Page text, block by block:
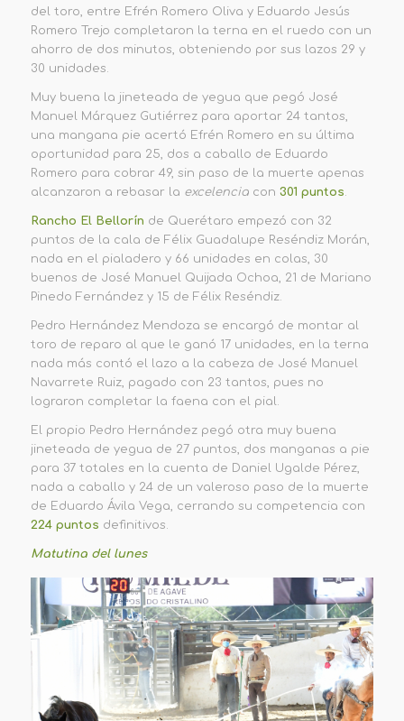
del toro, entre Efrén Romero Oliva y Eduardo Jesús
Romero Trejo completaron la terna en el ruedo con un
ahorro de dos minutos, obteniendo por sus lazos 29 y
30 unidades.
Muy buena la jineteada de yegua que pegó José
Manuel Márquez Gutiérrez para aportar 24 tantos,
una mangana pie acertó Efrén Romero en su última
oportunidad para 25, dos a caballo de Eduardo
Romero para cobrar 49, sin paso de la muerte apenas
alcanzaron a rebasar la excelencia con 301 puntos.
Rancho El Bellorín de Querétaro empezó con 32
puntos de la cala de Félix Guadalupe Reséndiz Morán,
nada en el pialadero y 66 unidades en colas, 30
buenos de José Manuel Quijada Ochoa, 21 de Mariano
Pinedo Fernández y 15 de Félix Reséndiz.
Pedro Hernández Mendoza se encargó de montar al
toro de reparo al que le ganó 17 unidades, en la terna
nada más contó el lazo a la cabeza de José Manuel
Navarrete Ruiz, pagado con 23 tantos, pues no
lograron completar la faena con el pial.
El propio Pedro Hernández pegó otra muy buena
jineteada de yegua de 27 puntos, dos manganas a pie
para 37 totales en la cuenta de Daniel Ugalde Pérez,
nada a caballo y 24 de un valeroso paso de la muerte
de Eduardo Ávila Vega, cerrando su competencia con
224 puntos definitivos.
Matutina del lunes